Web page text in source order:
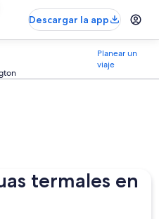
Descargar la app
Planear un
viaje
termales en